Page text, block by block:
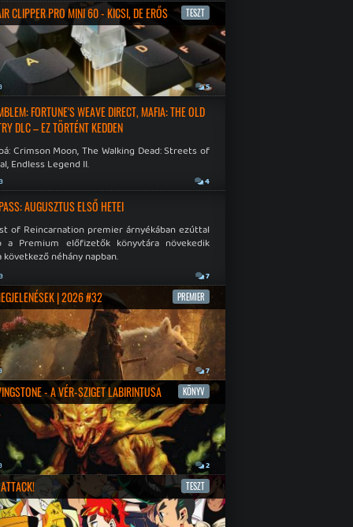
CLIPPER PRO MINI 60 - KICSI, DE ERŐS TESZT
5
FORTUNE'S WEAVE DIRECT, MAFIA: THE OLD
DLC – EZ TÖRTÉNT KEDDEN
Crimson Moon, The Walking Dead: Streets of
Endless Legend II.
4
AUGUSZTUS ELSŐ HETEI
of Reincarnation premier árnyékában ezúttal
a Premium előfizetők könyvtára növekedik
következő néhány napban.
7
| 2026 #32 PREMIER
7
- A VÉR-SZIGET LABIRINTUSA KÖNYV
2
TESZT